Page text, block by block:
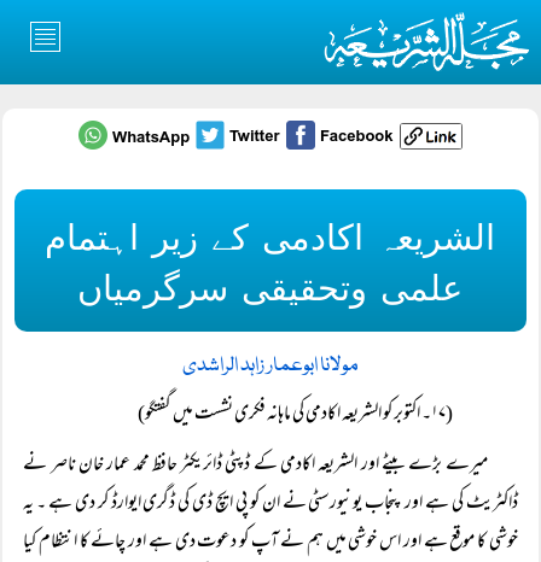
الشریعہ اکادمی کے زیر اہتمام
علمی وتحقیقی سرگرمیاں
مولانا ابوعمار زاہد الراشدی
(۱۷۔ اکتوبر کو الشریعہ اکادمی کی ماہانہ فکری نشست میں گفتگو)
میرے بڑے بیٹے اور الشریعہ اکادمی کے ڈپٹی ڈائریکٹر حافظ محمد عمار خان ناصر نے
ڈاکٹریٹ کی ہے اور پنجاب یونیورسٹی نے ان کو پی ایچ ڈی کی ڈگری ایوارڈ کر دی ہے ۔ یہ
خوشی کا موقع ہے اور اس خوشی میں ہم نے آپ کو دعوت دی ہے اور چائے کا انتظام کیا